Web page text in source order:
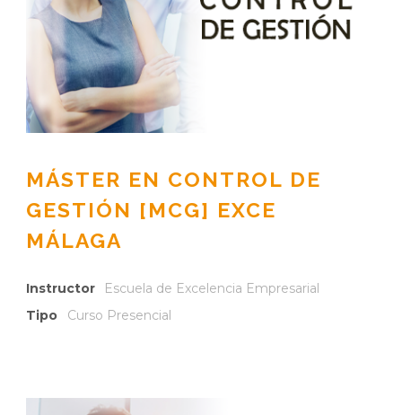
MÁSTER EN CONTROL DE
GESTIÓN [MCG] EXCE
MÁLAGA
Instructor
Escuela de Excelencia Empresarial
Tipo
Curso Presencial